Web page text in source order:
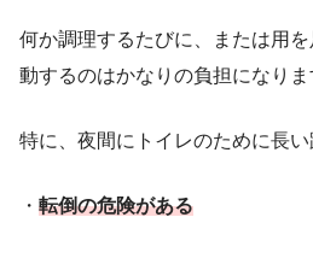
何か調理するたびに、または用
動するのはかなりの負担になりま
特に、夜間にトイレのために長い
・ 転倒の危険がある